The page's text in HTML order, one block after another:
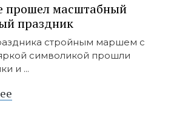
прошел масштабный
праздник
стройным маршем с
символикой прошли
и ...